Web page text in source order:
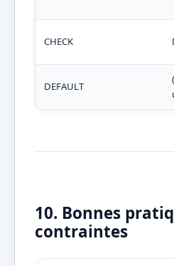
CHECK
DEFAULT
10. Bonnes
contraintes